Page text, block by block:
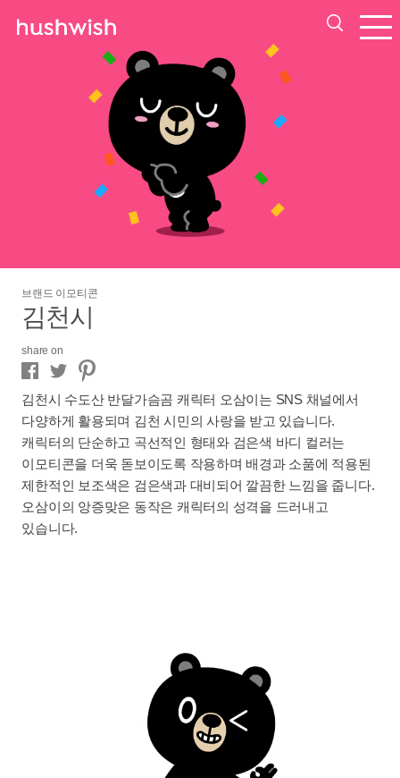
브랜드 이모티콘
김천시
share on
김천시 수도산 반달가슴곰 캐릭터 오삼이는 SNS 채널에서
다양하게 활용되며 김천 시민의 사랑을 받고 있습니다.
캐릭터의 단순하고 곡선적인 형태와 검은색 바디 컬러는
이모티콘을 더욱 돋보이도록 작용하며 배경과 소품에 적용된
제한적인 보조색은 검은색과 대비되어 깔끔한 느낌을 줍니다.
오삼이의 앙증맞은 동작은 캐릭터의 성격을 드러내고
있습니다.